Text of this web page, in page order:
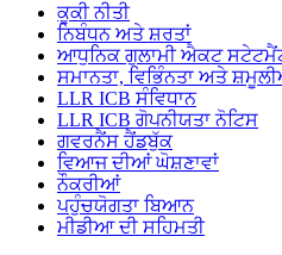
ਕੂਕੀ ਨੀਤੀ
ਨਿਬੰਧਨ ਅਤੇ ਸ਼ਰਤਾਂ
ਆਧੁਨਿਕ ਗੁਲਾਮੀ ਐਕਟ
ਸਮਾਨਤਾ, ਵਿਭਿੰਨਤਾ ਅਤੇ
LLR ICB ਸੰਵਿਧਾਨ
LLR ICB ਗੋਪਨੀਯਤਾ ਨੋਟਿਸ
ਗਵਰਨੈਂਸ ਹੈਂਡਬੁੱਕ
ਵਿਆਜ ਦੀਆਂ ਘੋਸ਼ਣਾਵਾਂ
ਨੌਕਰੀਆਂ
ਪਹੁੰਚਯੋਗਤਾ ਬਿਆਨ
ਮੀਡੀਆ ਦੀ ਸਹਿਮਤੀ